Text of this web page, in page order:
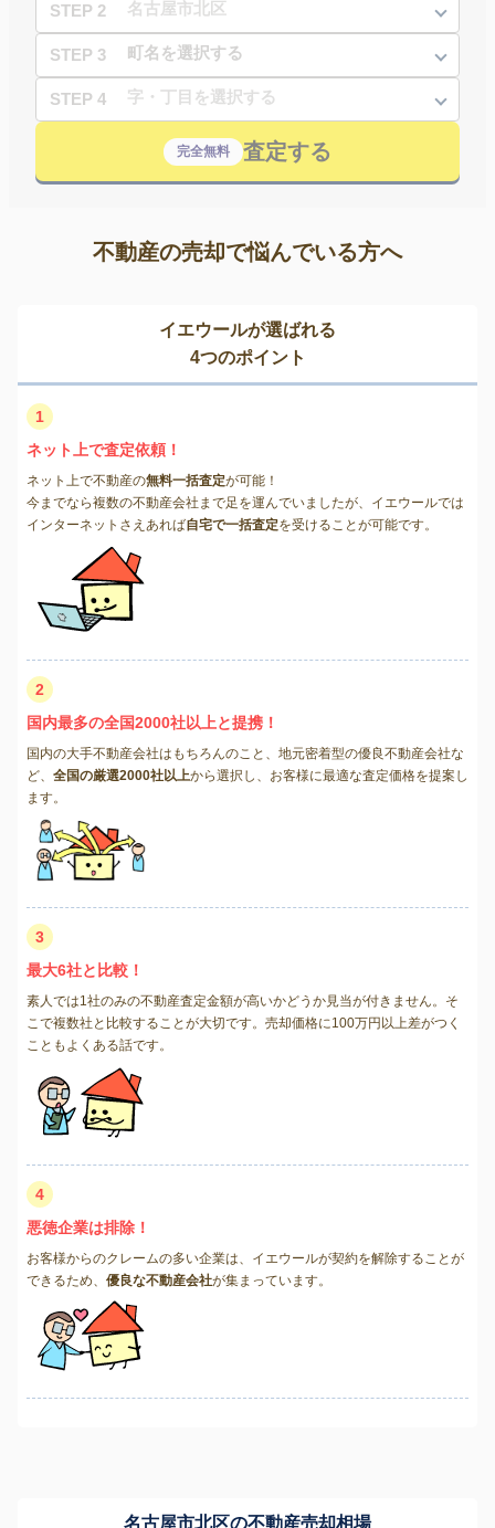
STEP 2
STEP 3
STEP 4
完全無料 査定する
不動産の売却で悩んでいる方へ
イエウールが選ばれる
4つのポイント
1
ネット上で査定依頼！
ネット上で不動産の無料一括査定が可能！
今までなら複数の不動産会社まで足を運んでいましたが、イエウールでは
インターネットさえあれば自宅で一括査定を受けることが可能です。
2
国内最多の全国2000社以上と提携！
国内の大手不動産会社はもちろんのこと、地元密着型の優良不動産会社な
ど、 全国の厳選2000社以上から選択し、お客様に最適な査定価格を提案し
ます。
3
最大6社と比較！
素人では1社のみの不動産査定金額が高いかどうか見当が付きません。そ
こで複数社と比較することが大切です。売却価格に100万円以上差がつく
こともよくある話です。
4
悪徳企業は排除！
お客様からのクレームの多い企業は、イエウールが契約を解除することが
できるため、 優良な不動産会社が集まっています。
名古屋市北区の不動産売却相場